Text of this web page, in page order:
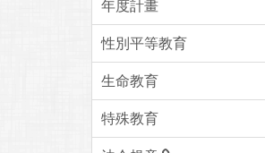
年度計畫
性別平等教育
生命教育
特殊教育